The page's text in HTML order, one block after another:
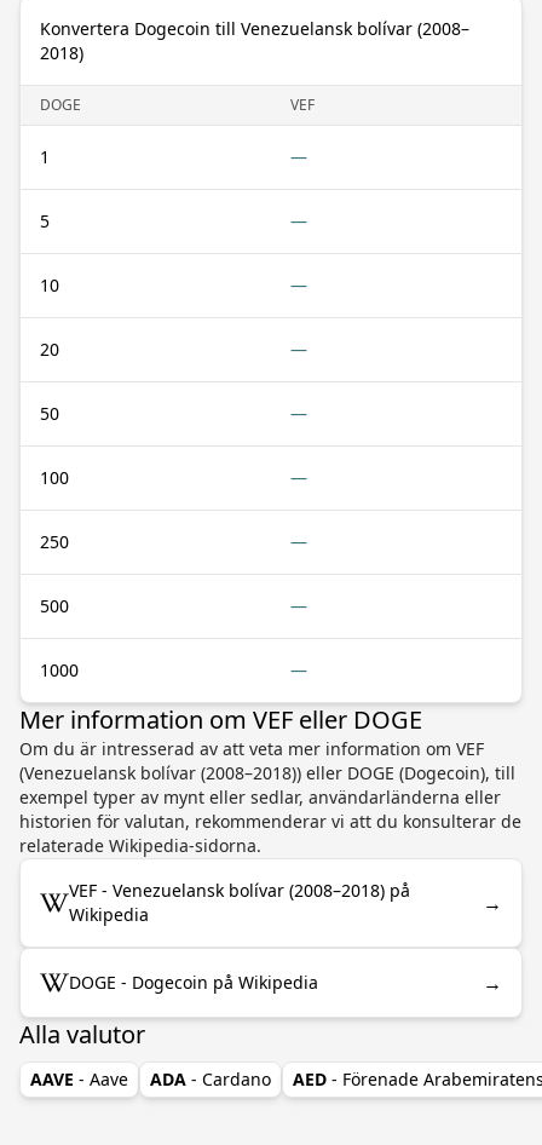
Konvertera Dogecoin till Venezuelansk bolívar (2008–
2018)
DOGE VEF
1 —
5 —
10 —
20 —
50 —
100 —
250 —
500 —
1000 —
Mer information om VEF eller DOGE
Om du är intresserad av att veta mer information om VEF
(Venezuelansk bolívar (2008–2018)) eller DOGE (Dogecoin), till
exempel typer av mynt eller sedlar, användarländerna eller
historien för valutan, rekommenderar vi att du konsulterar de
relaterade Wikipedia-sidorna.
VEF - Venezuelansk bolívar (2008–2018) på
Wikipedia
→
DOGE - Dogecoin på Wikipedia →
Alla valutor
AAVE - Aave ADA - Cardano AED - Förenade